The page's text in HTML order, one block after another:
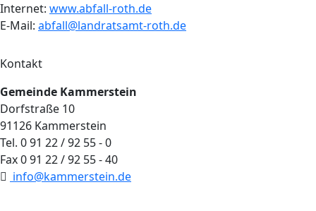
Internet: www.abfall-roth.de
E-Mail: abfall@landratsamt-roth.de
Kontakt
Gemeinde Kammerstein
Dorfstraße 10
91126 Kammerstein
Tel. 0 91 22 / 92 55 - 0
Fax 0 91 22 / 92 55 - 40
info@kammerstein.de